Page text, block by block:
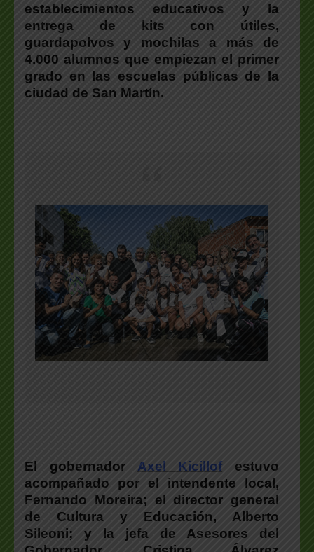
establecimientos educativos y la
entrega de kits con útiles,
guardapolvos y mochilas a más de
4.000 alumnos que empiezan el primer
grado en las escuelas públicas de la
ciudad de San Martín.
El gobernador Axel Kicillofestuvo
acompañado por el intendente local,
Fernando Moreira; el director general
de Cultura y Educación, Alberto
Sileoni; y la jefa de Asesores del